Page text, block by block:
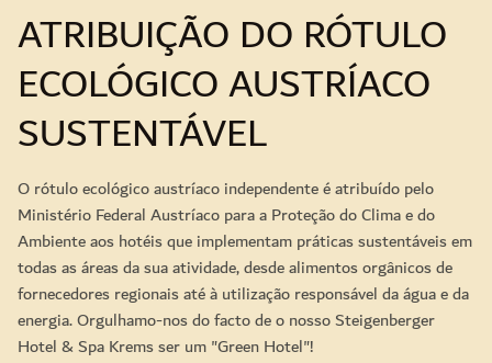
ATRIBUIÇÃO DO RÓTULO
ECOLÓGICO AUSTRÍACO
SUSTENTÁVEL
O rótulo ecológico austríaco independente é atribuído pelo
Ministério Federal Austríaco para a Proteção do Clima e do
Ambiente aos hotéis que implementam práticas sustentáveis em
todas as áreas da sua atividade, desde alimentos orgânicos de
fornecedores regionais até à utilização responsável da água e da
energia. Orgulhamo-nos do facto de o nosso Steigenberger
Hotel & Spa Krems ser um "Green Hotel"!